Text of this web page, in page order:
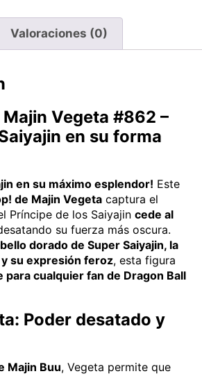
Valoraciones (0)
Vegeta #862 –
en su forma
en su máximo esplendor! Este
de Majin Vegeta captura el
Príncipe de los Saiyajin cede al
su fuerza más oscura.
dorado de Super Saiyajin, la
su expresión feroz, esta figura
para cualquier fan de Dragon Ball
Poder desatado y
Majin Buu, Vegeta permite que